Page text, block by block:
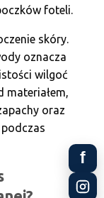
foteli.
skóry.
oznacza
wilgoć
materiałem,
oraz
f